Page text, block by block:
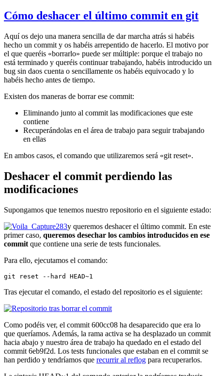
Cómo deshacer el último commit en git
Aquí os dejo una manera sencilla de dar marcha atrás si habéis
hecho un commit y os habéis arrepentido de hacerlo. El motivo por
el que queréis «borrarlo» puede ser múltiple: porque el trabajo no
está terminado y queréis continuar trabajando, habéis introducido un
bug sin daos cuenta o sencillamente os habéis equivocado y lo
habéis hecho antes de tiempo.
Existen dos maneras de borrar ese commit:
Eliminando junto al commit las modificaciones que este
contiene
Recuperándolas en el área de trabajo para seguir trabajando
en ellas
En ambos casos, el comando que utilizaremos será «git reset».
Deshacer el commit perdiendo las
modificaciones
Supongamos que tenemos nuestro repositorio en el siguiente estado:
y queremos deshacer el último commit. En este
primer caso, queremos desechar los cambios introducidos en ese
commit que contiene una serie de tests funcionales.
Para ello, ejecutamos el comando:
git reset --hard HEAD~1
Tras ejecutar el comando, el estado del repositorio es el siguiente:
Como podéis ver, el commit 600cc08 ha desaparecido que era lo
que queríamos. Además, la rama activa se ha desplazado un commit
hacia abajo y nuestro área de trabajo ha quedado en el estado del
commit 6eb9f2d. Los tests funcionales que estaban en el commit se
han perdido y tendríamos que recurrir al reflog para recuperarlos.